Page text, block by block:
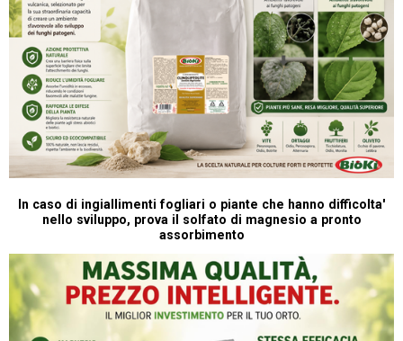
In caso di ingiallimenti fogliari o piante che hanno difficolta'
nello sviluppo, prova il solfato di magnesio a pronto
assorbimento